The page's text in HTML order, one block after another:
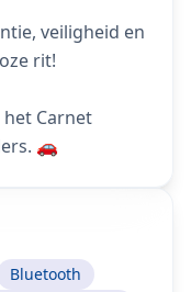
veiligheid en
rit!
Carnet
🚗
Bluetooth